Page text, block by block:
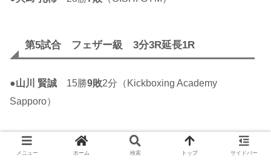
第5試合 フェザー級 3分3R延長1R
山川 賢誠 15勝9敗2分（Kickboxing Academy
Sapporo）
1R 1分04秒 KO
メニュー ホーム 検索 トップ サイドバー